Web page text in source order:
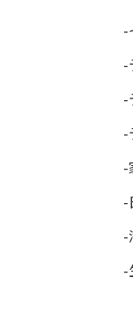
-
-
-
-
-
-
-
-